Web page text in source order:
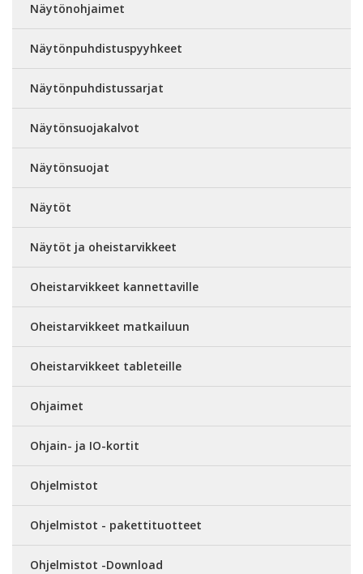
Näytönohjaimet
Näytönpuhdistuspyyhkeet
Näytönpuhdistussarjat
Näytönsuojakalvot
Näytönsuojat
Näytöt
Näytöt ja oheistarvikkeet
Oheistarvikkeet kannettaville
Oheistarvikkeet matkailuun
Oheistarvikkeet tableteille
Ohjaimet
Ohjain- ja IO-kortit
Ohjelmistot
Ohjelmistot - pakettituotteet
Ohjelmistot -Download